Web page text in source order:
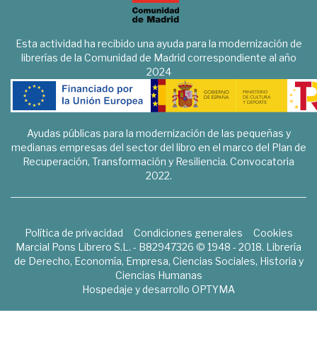
Esta actividad ha recibido una ayuda para la modernización de
librerías de la Comunidad de Madrid correspondiente al año
2024
Ayudas públicas para la modernización de las pequeñas y
medianas empresas del sector del libro en el marco del Plan de
Recuperación, Transformación y Resiliencia. Convocatoria
2022.
Política de privacidad Condiciones generales
Cookies
Marcial Pons Librero S.L. - B82947326 © 1948 - 2018. Librería
de Derecho, Economía, Empresa, Ciencias Sociales, Historia y
Ciencias Humanas
Hospedaje y desarrollo OPTYMA